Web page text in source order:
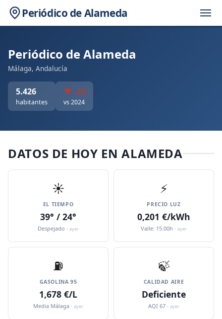
Periódico de Alameda
Periódico de Alameda
Málaga, Andalucía
5.426
habitantes
▼ -23
vs 2024
DATOS DE HOY EN ALAMEDA
☀️
EL TIEMPO
39° / 24°
Despejado · ayer
⚡
PRECIO LUZ
0,201 €/kWh
Valle: 15:00h · ayer
⛽️
GASOLINA 95
1,678 €/L
Media Málaga · ayer
🍃
CALIDAD AIRE
Deficiente
AQI 67 · ayer